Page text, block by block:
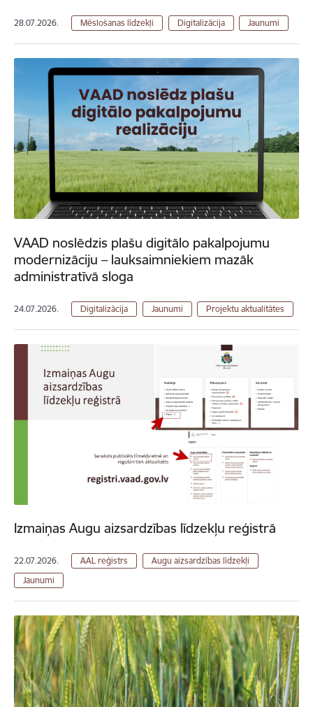
28.07.2026. Mēslošanas līdzekļi Digitalizācija Jaunumi
VAAD noslēdzis plašu digitālo pakalpojumu
modernizāciju – lauksaimniekiem mazāk
administratīvā sloga
24.07.2026. Digitalizācija Jaunumi Projektu aktualitātes
Izmaiņas Augu aizsardzības līdzekļu reģistrā
22.07.2026. AAL reģistrs
Augu aizsardzības līdzekļi
Jaunumi